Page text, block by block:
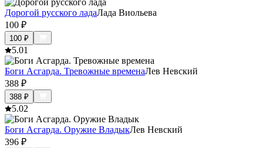
Дорогой русского ладаЛада Виольева
100 ₽
100 ₽
5.01
Боги Асгарда. Тревожные временаЛев Невский
388 ₽
388 ₽
5.02
Боги Асгарда. Оружие ВладыкЛев Невский
396 ₽